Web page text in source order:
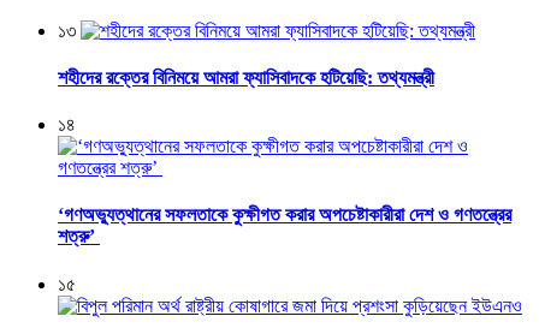
১৩
শহীদের রক্তের বিনিময়ে আমরা ফ্যাসিবাদকে হটিয়েছি: তথ্যমন্ত্রী
১৪
‘গণঅভ্যুত্থানের সফলতাকে কুক্ষীগত করার অপচেষ্টাকারীরা দেশ ও গণতন্ত্রের
শত্রু’
১৫